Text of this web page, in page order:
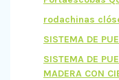
rodachinas
SISTEMA DE
SISTEMA DE
MADERA CON